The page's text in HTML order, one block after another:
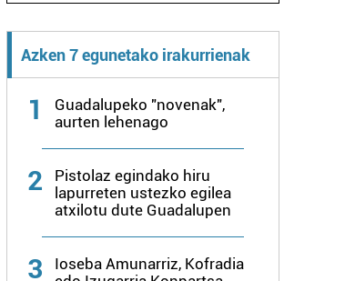
Azken 7 egunetako irakurrienak
1
Guadalupeko "novenak",
aurten lehenago
2
Pistolaz egindako hiru
lapurreten ustezko egilea
atxilotu dute Guadalupen
3
Ioseba Amunarriz, Kofradia